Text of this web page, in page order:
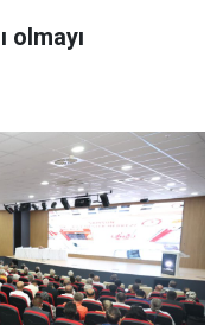
olmayı